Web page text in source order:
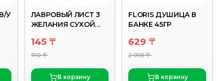
У
ЛАВРОВЫЙ ЛИСТ 3
ЖЕЛАНИЯ СУХОЙ
145 〒
170 〒
В корзину
FLORIS ДУШИЦА В
БАНКЕ 45ГР
629 〒
2 095 〒
В корзину